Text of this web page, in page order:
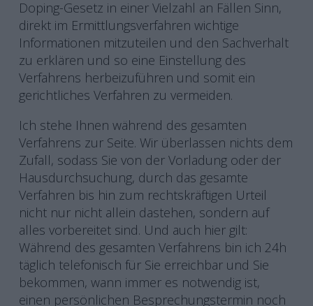
Doping-Gesetz in einer Vielzahl an Fällen Sinn,
direkt im Ermittlungsverfahren wichtige
Informationen mitzuteilen und den Sachverhalt
zu erklären und so eine Einstellung des
Verfahrens herbeizuführen und somit ein
gerichtliches Verfahren zu vermeiden.
Ich stehe Ihnen während des gesamten
Verfahrens zur Seite. Wir überlassen nichts dem
Zufall, sodass Sie von der Vorladung oder der
Hausdurchsuchung, durch das gesamte
Verfahren bis hin zum rechtskräftigen Urteil
nicht nur nicht allein dastehen, sondern auf
alles vorbereitet sind. Und auch hier gilt:
Während des gesamten Verfahrens bin ich 24h
täglich telefonisch für Sie erreichbar und Sie
bekommen, wann immer es notwendig ist,
einen persönlichen Besprechungstermin noch